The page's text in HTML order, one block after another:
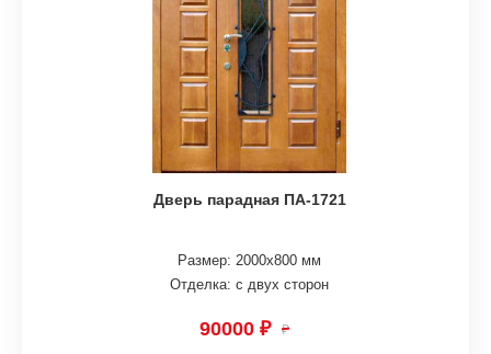
Дверь парадная ПА-1721
Размер: 2000х800 мм
Отделка: с двух сторон
90000 ₽ ₽